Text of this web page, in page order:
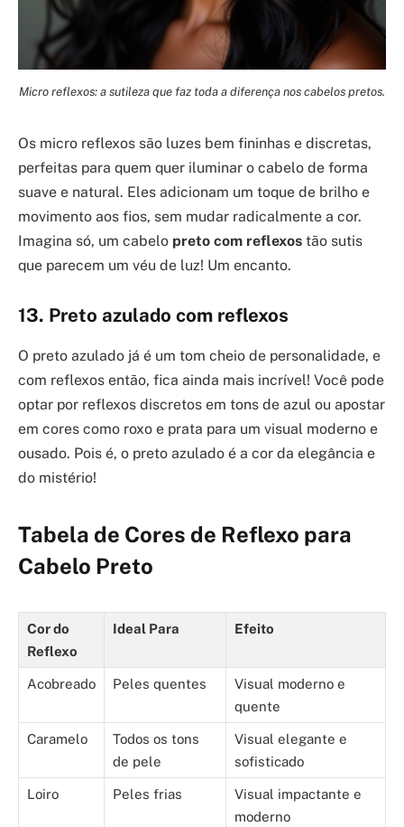
Micro reflexos: a sutileza que faz toda a diferença nos cabelos pretos.
Os micro reflexos são luzes bem fininhas e discretas,
perfeitas para quem quer iluminar o cabelo de forma
suave e natural. Eles adicionam um toque de brilho e
movimento aos fios, sem mudar radicalmente a cor.
Imagina só, um cabelo preto com reflexos tão sutis
que parecem um véu de luz! Um encanto.
13. Preto azulado com reflexos
O preto azulado já é um tom cheio de personalidade, e
com reflexos então, fica ainda mais incrível! Você pode
optar por reflexos discretos em tons de azul ou apostar
em cores como roxo e prata para um visual moderno e
ousado. Pois é, o preto azulado é a cor da elegância e
do mistério!
Tabela de Cores de Reflexo para
Cabelo Preto
Cor do
Reflexo
Ideal Para Efeito
Acobreado Peles quentes
Visual moderno e
quente
Caramelo
Todos os tons
de pele
Visual elegante e
sofisticado
Loiro Peles frias
Visual impactante e
moderno